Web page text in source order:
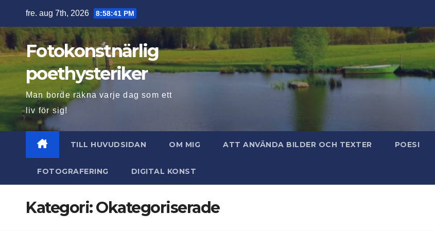
innehåll
fre. aug 7th, 2026 8:58:42 PM
Fotokonstnärlig
poethysteriker
Man borde räkna varje dag som ett
liv för sig!
TILL HUVUDSIDAN OM MIG ATT ANVÄNDA BILDER OCH TEXTER POESI
FOTOGRAFERING DIGITAL KONST
Kategori:Okategoriserade